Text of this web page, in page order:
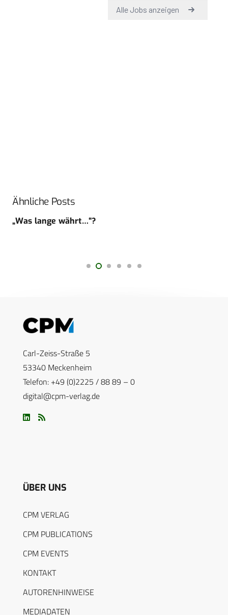
Ähnliche Posts
„Was lange währt…“?
Carl-Zeiss-Straße 5
53340 Meckenheim
Telefon: +49 (0)2225 / 88 89 – 0
digital@cpm-verlag.de
ÜBER UNS
CPM VERLAG
CPM PUBLICATIONS
CPM EVENTS
KONTAKT
AUTORENHINWEISE
MEDIADATEN